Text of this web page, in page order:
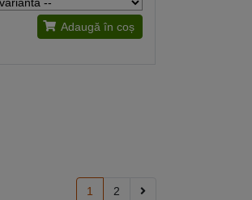
Adaugă în coș
1 2